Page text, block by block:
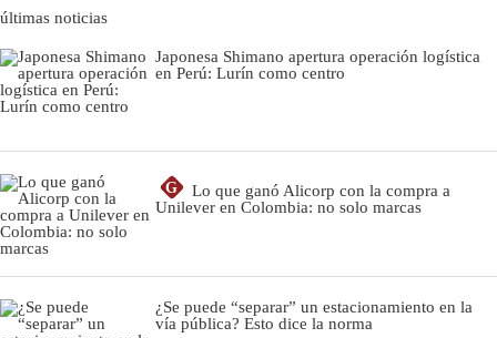
últimas noticias
Japonesa Shimano apertura operación logística
en Perú: Lurín como centro
G
Lo que ganó Alicorp con la compra a
Unilever en Colombia: no solo marcas
¿Se puede “separar” un estacionamiento en la
vía pública? Esto dice la norma